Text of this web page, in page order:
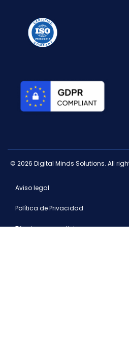
© 2026 Digital Minds Solutions. All
Aviso legal
Política de Privacidad
Términos y condiciones